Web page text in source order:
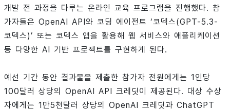
개발 전 과정을 다루는 온라인 교육 프로그램을 진행했다. 참
가자들은 OpenAI API와 코딩 에이전트 ‘코덱스(GPT-5.3-
코덱스)’ 또는 코덱스 앱을 활용해 웹 서비스와 애플리케이션
등 다양한 AI 기반 프로젝트를 구현하게 된다.
예선 기간 동안 결과물을 제출한 참가자 전원에게는 1인당
100달러 상당의 OpenAI API 크레딧이 제공된다. 대상 수상
자에게는 1만5천달러 상당의 OpenAI 크레딧과 ChatGPT